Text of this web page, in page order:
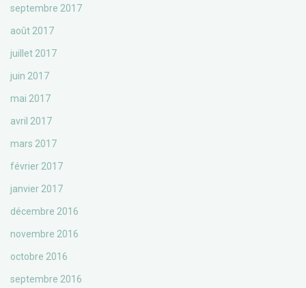
septembre 2017
août 2017
juillet 2017
juin 2017
mai 2017
avril 2017
mars 2017
février 2017
janvier 2017
décembre 2016
novembre 2016
octobre 2016
septembre 2016